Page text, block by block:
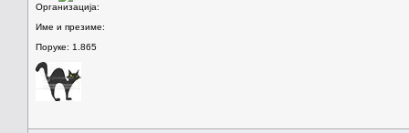
Организација:
Име и презиме:
Поруке: 1.865